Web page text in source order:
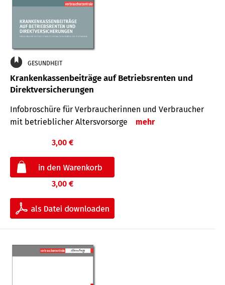
GESUNDHEIT
Krankenkassenbeiträge auf Betriebsrenten und
Direktversicherungen
Infobroschüre für Verbraucherinnen und Verbraucher
mit betrieblicher Altersvorsorge
mehr
3,00 €
3,00 €